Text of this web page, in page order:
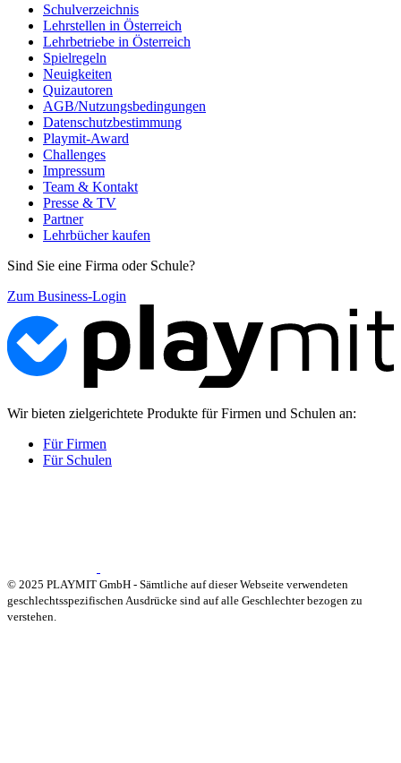
Schulverzeichnis
Lehrstellen in Österreich
Lehrbetriebe in Österreich
Spielregeln
Neuigkeiten
Quizautoren
AGB/Nutzungsbedingungen
Datenschutzbestimmung
Playmit-Award
Challenges
Impressum
Team & Kontakt
Presse & TV
Partner
Lehrbücher kaufen
Sind Sie eine Firma oder Schule?
Zum Business-Login
Wir bieten zielgerichtete Produkte für Firmen und Schulen an:
Für Firmen
Für Schulen
© 2025 PLAYMIT GmbH - Sämtliche auf dieser Webseite verwendeten
geschlechtsspezifischen Ausdrücke sind auf alle Geschlechter bezogen zu
verstehen.